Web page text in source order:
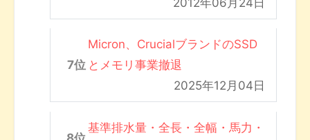
Micron、CrucialブランドのSSD
とメモリ事業撤退
2025年12月04日
基準排水量・全長・全幅・馬力・